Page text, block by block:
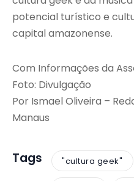
potencial turístico e
capital amazonense.
Com Informações da
Foto: Divulgação
Por Ismael Oliveira –
Manaus
Tags "cultura geek"